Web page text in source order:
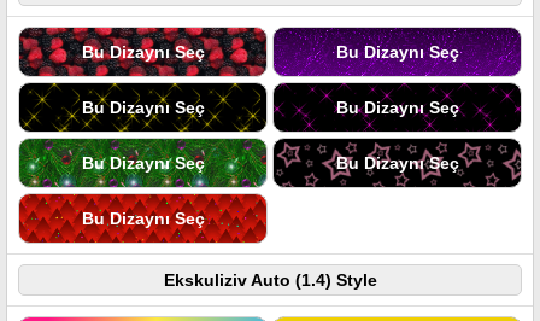
Bu Dizaynı Seç Bu Dizaynı Seç
Bu Dizaynı Seç Bu Dizaynı Seç
Bu Dizaynı Seç Bu Dizaynı Seç
Bu Dizaynı Seç
Ekskuliziv Auto (1.4) Style